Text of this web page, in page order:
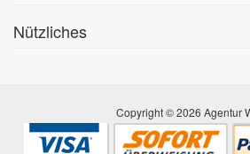
Nützliches
Copyright © 2026 Agentur